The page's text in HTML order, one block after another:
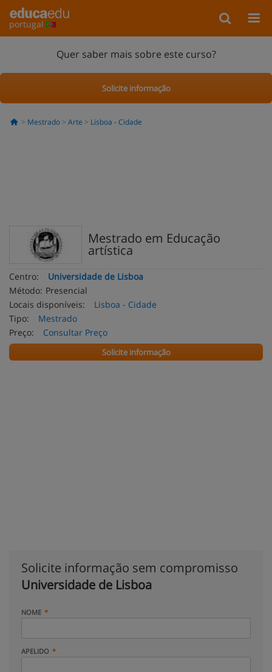
portugal
Quer saber mais sobre este curso?
Solicite informação
Mestrado Arte Lisboa - Cidade
Mestrado em Educação
artística
Centro:
Universidade de Lisboa
Método: Presencial
Locais disponíveis:
Lisboa - Cidade
Tipo:
Mestrado
Preço:
Consultar Preço
Solicite informação
Solicite informação sem compromisso
Universidade de Lisboa
NOME
APELIDO